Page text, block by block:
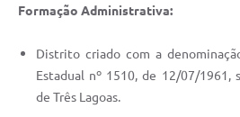
Tributação
Outros Editais
Formação Administrativa:
Distrito criado com a
Estadual nº 1510, de 12/07/1961,
de Três Lagoas.